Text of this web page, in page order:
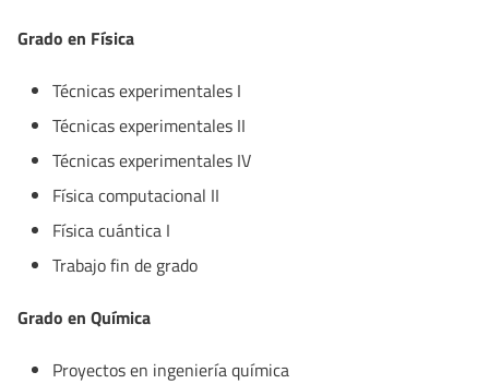
Grado en Física
Técnicas experimentales I
Técnicas experimentales II
Técnicas experimentales IV
Física computacional II
Física cuántica I
Trabajo fin de grado
Grado en Química
Proyectos en ingeniería química